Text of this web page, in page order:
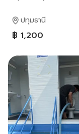
ปทุมธานี
฿ 1,200